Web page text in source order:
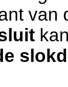
van